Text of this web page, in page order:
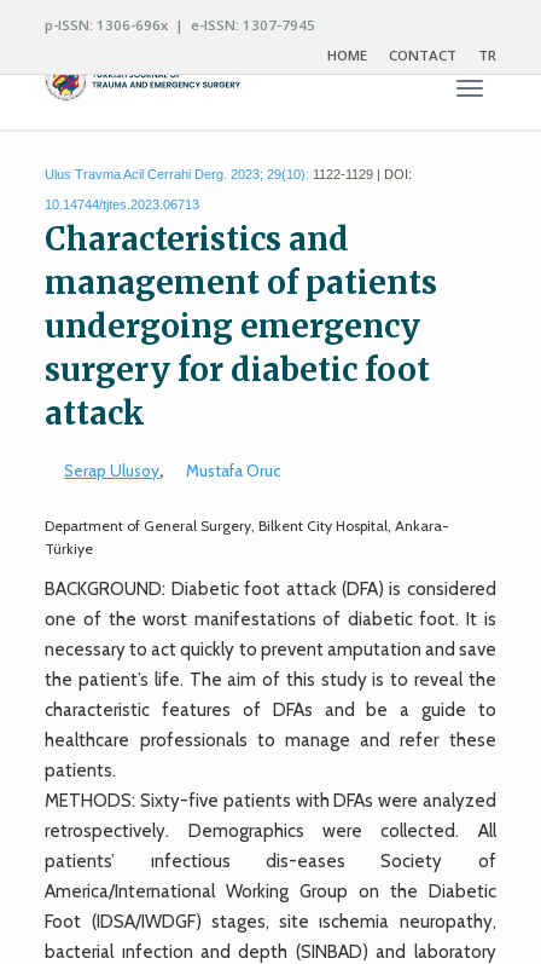
p-ISSN: 1306-696x | e-ISSN: 1307-7945
HOME
CONTACT TR
Toggle
Ulus Travma Acil Cerrahi Derg. 2023; 29(10): 1122-1129 | DOI:
10.14744/tjtes.2023.06713
Characteristics and
management of patients
undergoing emergency
surgery for diabetic foot
attack
Serap Ulusoy, Mustafa Oruc
Department of General Surgery, Bilkent City Hospital, Ankara-
Türkiye
BACKGROUND: Diabetic foot attack (DFA) is considered
one of the worst manifestations of diabetic foot. It is
necessary to act quickly to prevent amputation and save
the patient’s life. The aim of this study is to reveal the
characteristic features of DFAs and be a guide to
healthcare professionals to manage and refer these
patients.
METHODS: Sixty-five patients with DFAs were analyzed
retrospectively. Demographics were collected. All
patients’ ınfectious dis-eases Society of
America/International Working Group on the Diabetic
Foot (IDSA/IWDGF) stages, site ıschemia neuropathy,
bacterial ınfection and depth (SINBAD) and laboratory